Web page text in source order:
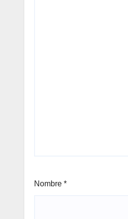
Nombre *